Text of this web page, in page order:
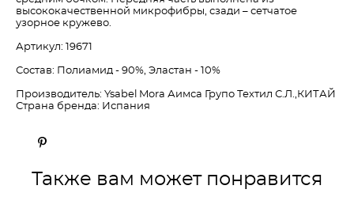
высококачественной микрофибры, сзади – сетчатое
узорное кружево.
Артикул: 19671
Состав: Полиамид - 90%, Эластан - 10%
Производитель: Ysabel Mora Аимса Групо Техтил С.Л.,КИТАЙ
Страна бренда: Испания
Также вам может понравится